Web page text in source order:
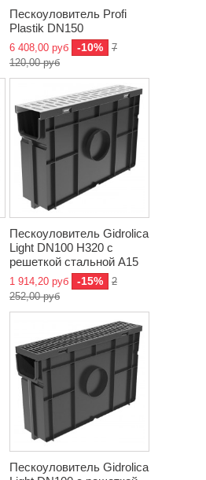
Пескоуловитель Profi
Plastik DN150
6 408,00 руб -10%
7
120,00 руб
Пескоуловитель Gidrolica
Light DN100 Н320 с
решеткой стальной A15
1 914,20 руб -15%
2
252,00 руб
Пескоуловитель Gidrolica